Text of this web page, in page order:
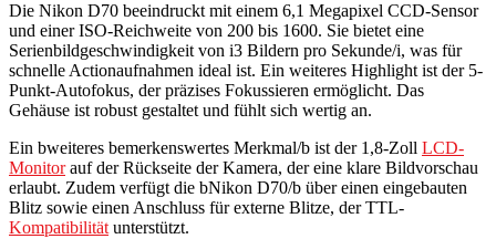
Die Nikon D70 beeindruckt mit einem 6,1 Megapixel CCD-Sensor
und einer ISO-Reichweite von 200 bis 1600. Sie bietet eine
Serienbildgeschwindigkeit von i3 Bildern pro Sekunde/i, was für
schnelle Actionaufnahmen ideal ist. Ein weiteres Highlight ist der 5-
Punkt-Autofokus, der präzises Fokussieren ermöglicht. Das
Gehäuse ist robust gestaltet und fühlt sich wertig an.
Ein bweiteres bemerkenswertes Merkmal/b ist der 1,8-Zoll LCD-
Monitorauf der Rückseite der Kamera, der eine klare Bildvorschau
erlaubt. Zudem verfügt die bNikon D70/b über einen eingebauten
Blitz sowie einen Anschluss für externe Blitze, der TTL-
Kompatibilität unterstützt.